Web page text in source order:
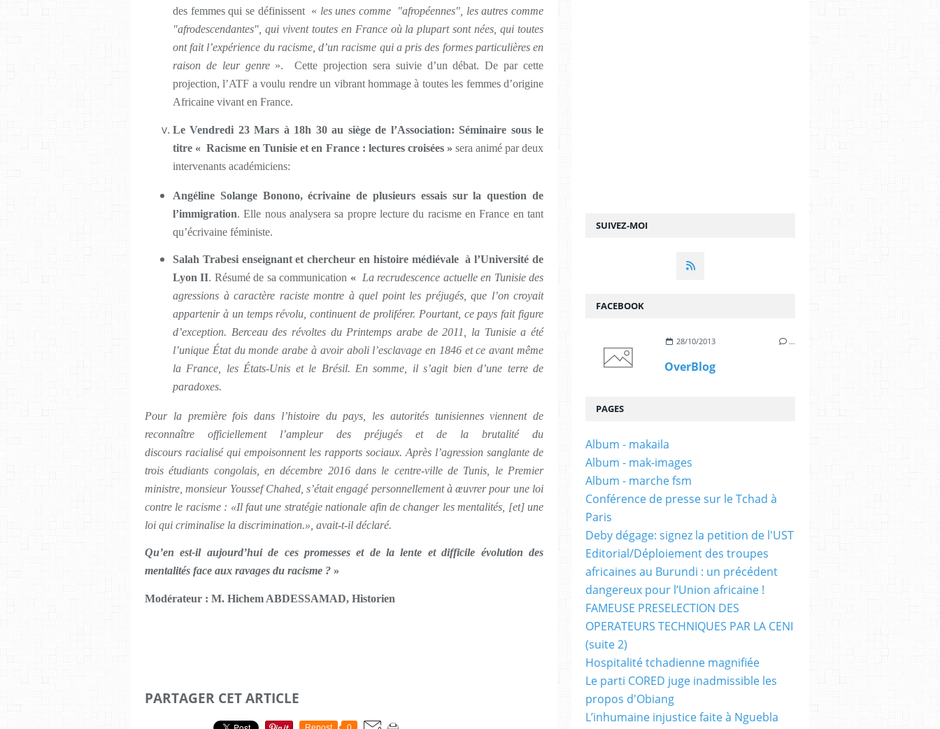
des femmes qui se définissent « les unes comme ″afropéennes″, les autres comme
″afrodescendantes″, qui vivent toutes en France où la plupart sont nées, qui toutes
ont fait l’expérience du racisme, d’un racisme qui a pris des formes particulières en
raison de leur genre ». Cette projection sera suivie d’un débat. De par cette
projection, l’ATF a voulu rendre un vibrant hommage à toutes les femmes d’origine
Africaine vivant en France.
Le Vendredi 23 Mars à 18h 30 au siège de l’Association: Séminaire sous le
titre « Racisme en Tunisie et en France : lectures croisées » sera animé par deux
intervenants académiciens:
Angéline Solange Bonono,écrivaine de plusieurs essais sur la question de
l’immigration. Elle nous analysera sa propre lecture du racisme en France en tant
qu’écrivaine féministe.
Salah Trabesi enseignant etchercheur en histoire médiévale à l’Université de
Lyon II. Résumé de sa communication «
La recrudescence actuelle en Tunisie des
agressions à caractère raciste montre à quel point les préjugés, que l’on croyait
appartenir à un temps révolu, continuent de proliférer. Pourtant, ce pays fait figure
d’exception. Berceau des révoltes du Printemps arabe de 2011, la Tunisie a été
l’unique État du monde arabe à avoir aboli l’esclavage en 1846 et ce avant même
la France, les États-Unis et le Brésil. En somme, il s’agit bien d’une terre de
paradoxes.
Pour la première fois dans l’histoire du pays, les autorités tunisiennes viennent de
reconnaître officiellement l’ampleur des préjugés et de la brutalité du
discours racialisé qui empoisonnent les rapports sociaux. Après l’agression sanglante de
trois étudiants congolais, en décembre 2016 dans le centre-ville de Tunis, le Premier
ministre, monsieur Youssef Chahed, s’était engagé personnellement à œuvrer pour une loi
contre le racisme : «Il faut une stratégie nationale afin de changer les mentalités, [et] une
loi qui criminalise la discrimination.», avait-t-il déclaré.
Qu’en est-il aujourd’hui de ces promesses et de la lente et difficile évolution des
mentalités face aux ravages du racisme ? »
Modérateur : M. Hichem ABDESSAMAD, Historien
PARTAGER CET ARTICLE
SUIVEZ-MOI
FACEBOOK
28/10/2013 …
OverBlog
PAGES
Album - makaila
Album - mak-images
Album - marche fsm
Conférence de presse sur le Tchad à
Paris
Deby dégage: signez la petition de l'UST
Editorial/Déploiement des troupes
africaines au Burundi : un précédent
dangereux pour l’Union africaine !
FAMEUSE PRESELECTION DES
OPERATEURS TECHNIQUES PAR LA CENI
(suite 2)
Hospitalité tchadienne magnifiée
Le parti CORED juge inadmissible les
propos d'Obiang
L’inhumaine injustice faite à Nguebla